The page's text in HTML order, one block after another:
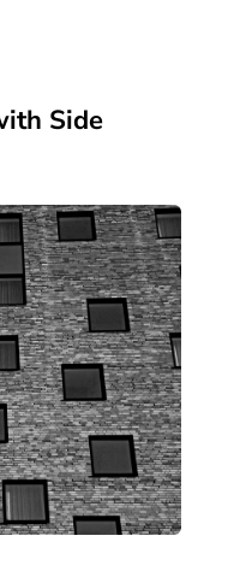
Side